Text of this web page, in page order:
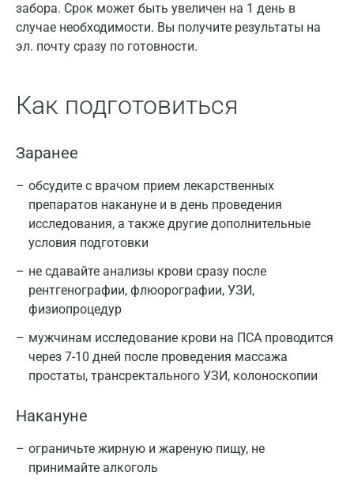
забора. Срок может быть увеличен на 1 день в
случае необходимости. Вы получите результаты на
эл. почту сразу по готовности.
Как подготовиться
Заранее
обсудите с врачом прием лекарственных
препаратов накануне и в день проведения
исследования, а также другие дополнительные
условия подготовки
не сдавайте анализы крови сразу после
рентгенографии, флюорографии, УЗИ,
физиопроцедур
мужчинам исследование крови на ПСА проводится
через 7-10 дней после проведения массажа
простаты, трансректального УЗИ, колоноскопии
Накануне
ограничьте жирную и жареную пищу, не
принимайте алкоголь